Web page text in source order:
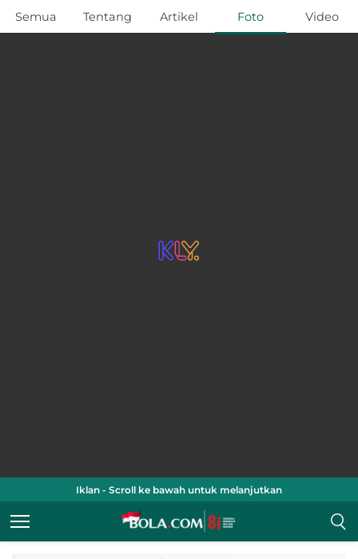
Iklan - Scroll ke bawah untuk melanjutkan
Semua Tentang Artikel Foto Video